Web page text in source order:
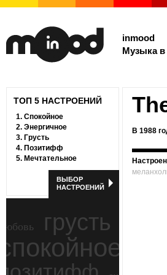
inmood
Музыка в
ТОП 5 НАСТРОЕНИЙ
1. Спокойное
2. Энергичное
3. Грусть
4. Позитифф
5. Мечтательное
ВЫБОР
НАСТРОЕНИЙ
грусть
В 1988